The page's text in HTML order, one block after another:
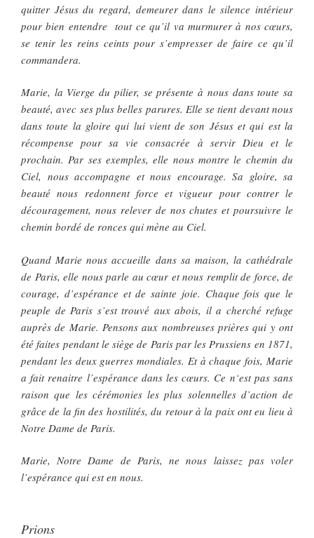
quitter Jésus du regard, demeurer dans le silence intérieur
pour bien entendre tout ce qu’il va murmurer à nos cœurs,
se tenir les reins ceints pour s’empresser de faire ce qu’il
commandera.
Marie, la Vierge du pilier, se présente à nous dans toute sa
beauté, avec ses plus belles parures. Elle se tient devant nous
dans toute la gloire qui lui vient de son Jésus et qui est la
récompense pour sa vie consacrée à servir Dieu et le
prochain. Par ses exemples, elle nous montre le chemin du
Ciel, nous accompagne et nous encourage. Sa gloire, sa
beauté nous redonnent force et vigueur pour contrer le
découragement, nous relever de nos chutes et poursuivre le
chemin bordé de ronces qui mène au Ciel.
Quand Marie nous accueille dans sa maison, la cathédrale
de Paris, elle nous parle au cœur et nous remplit de force, de
courage, d’espérance et de sainte joie. Chaque fois que le
peuple de Paris s’est trouvé aux abois, il a cherché refuge
auprès de Marie. Pensons aux nombreuses prières qui y ont
été faites pendant le siège de Paris par les Prussiens en 1871,
pendant les deux guerres mondiales. Et à chaque fois, Marie
a fait renaitre l’espérance dans les cœurs. Ce n‘est pas sans
raison que les cérémonies les plus solennelles d’action de
grâce de la fin des hostilités, du retour à la paix ont eu lieu à
Notre Dame de Paris.
Marie, Notre Dame de Paris, ne nous laissez pas voler
l’espérance qui est en nous.
Prions